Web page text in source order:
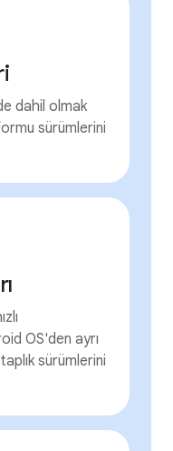
dahil olmak
sürümlerini
OS'den ayrı
sürümlerini